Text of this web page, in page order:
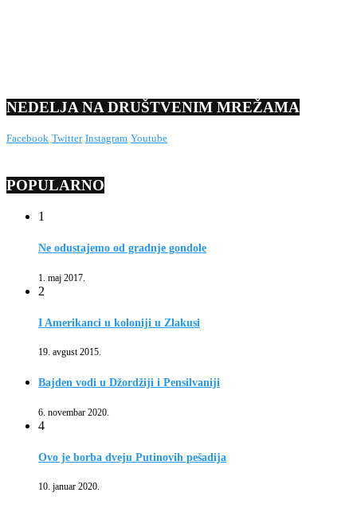
NEDELJA NA DRUŠTVENIM MREŽAMA
Facebook Twitter Instagram Youtube
POPULARNO
1
Ne odustajemo od gradnje gondole
1. maj 2017.
2
I Amerikanci u koloniji u Zlakusi
19. avgust 2015.
Bajden vodi u Džordžiji i Pensilvaniji
6. novembar 2020.
4
Ovo je borba dveju Putinovih pešadija
10. januar 2020.